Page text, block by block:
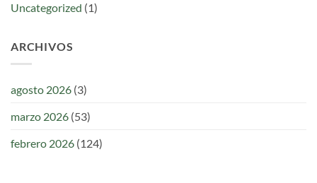
Uncategorized (1)
ARCHIVOS
agosto 2026 (3)
marzo 2026 (53)
febrero 2026 (124)